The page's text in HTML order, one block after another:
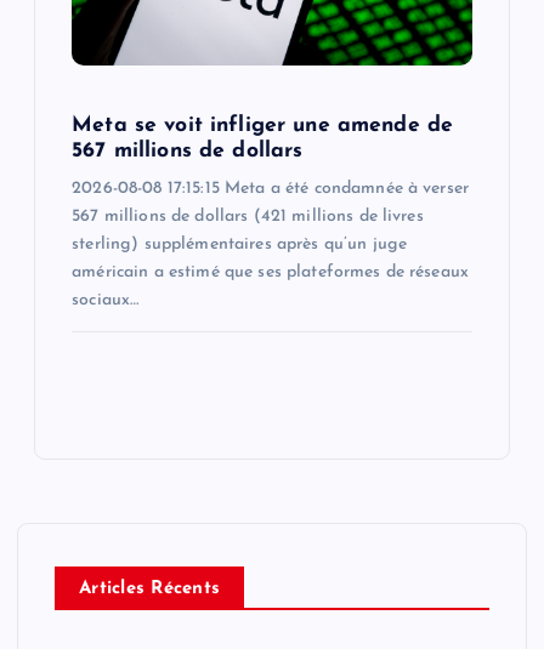
Meta se voit infliger une amende de
567 millions de dollars
2026-08-08 17:15:15 Meta a été condamnée à verser
567 millions de dollars (421 millions de livres
sterling) supplémentaires après qu’un juge
américain a estimé que ses plateformes de réseaux
sociaux…
Articles Récents